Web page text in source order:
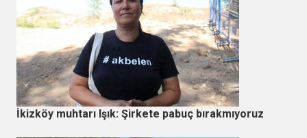
İkizköy muhtarı Işık: Şirkete pabuç bırakmıyoruz